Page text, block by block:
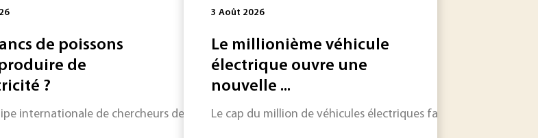
plusieurs nouveaux paramètres de qualité de l'eau potable, dont la somme de vingt PFAS, ou le...
de poissons
de
?
internationale de chercheurs de l'université de Virginie affirme avoir mis en évidence un phénomène
3 Août 2026
Le millionième véhicule
électrique ouvre une
nouvelle ...
Le cap du million de véhicules électriques fabriqués sur le